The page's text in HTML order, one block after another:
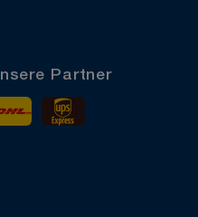
Partner
DHL